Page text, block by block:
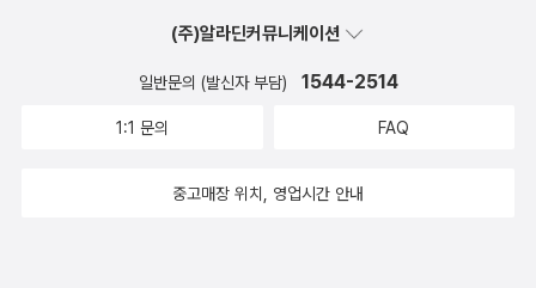
소개하며 토론활동으로 발전시킬 수 있는 코너도 마련해 해당 주제를
어렵다고 생각하거나 본인과 동떨어진 것이라고 생각할 수도 있는 청
소년에게도 의미있는 활동으로 연계시키기도 좋겠다.책의 마지막에
에도 계속 관련 주제에 대해 관심을 가지고 사고를 확장시킬 수 있도
요한 행복! 행복은 진정 어떤것일까요? 행복의 기준이 무엇인지 먼저
생각하게 하면서 철학자들이 말하는 행복을 들여다보며 내가 생각하
체적으로 살펴 나의 행복을 구체화 시키고 더 나아가 국가의 정책까
한 프로젝트를 제안하고 있는데 꼭 실천하면 좋을 활동들입니다.각각
(주)알라딘커뮤니케이션
일반문의 (발신자 부담) 1544-2514
1:1 문의 FAQ
중고매장 위치, 영업시간 안내